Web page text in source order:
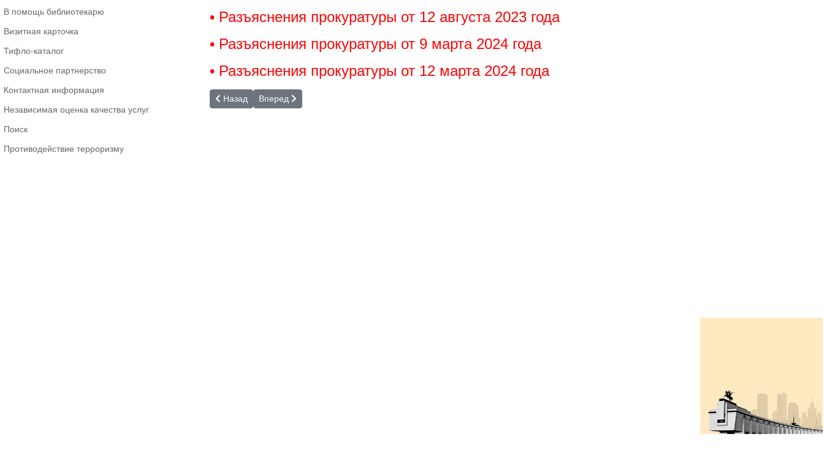
В помощь библиотекарю
Визитная карточка
Тифло-каталог
Социальное партнерство
Контактная информация
Независимая оценка качества услуг
Поиск
Противодействие терроризму
• Разъяснения прокуратуры от 12 августа 2023 года
• Разъяснения прокуратуры от 9 марта 2024 года
• Разъяснения прокуратуры от 12 марта 2024 года
Предыдущий: Укрупненный шрифт
Назад Следующий: Задать вопрос
Вперед